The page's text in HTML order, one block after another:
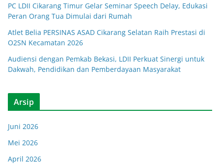
PC LDII Cikarang Timur Gelar Seminar Speech Delay, Edukasi
Peran Orang Tua Dimulai dari Rumah
Atlet Belia PERSINAS ASAD Cikarang Selatan Raih Prestasi di
O2SN Kecamatan 2026
Audiensi dengan Pemkab Bekasi, LDII Perkuat Sinergi untuk
Dakwah, Pendidikan dan Pemberdayaan Masyarakat
Arsip
Juni 2026
Mei 2026
April 2026